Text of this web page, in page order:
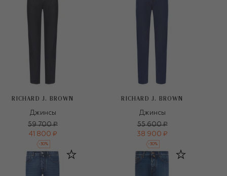
RICHARD J. BROWN
Джинсы
59 700 ₽
41 800 ₽
-30%
RICHARD J. BROWN
Джинсы
55 600 ₽
38 900 ₽
-30%